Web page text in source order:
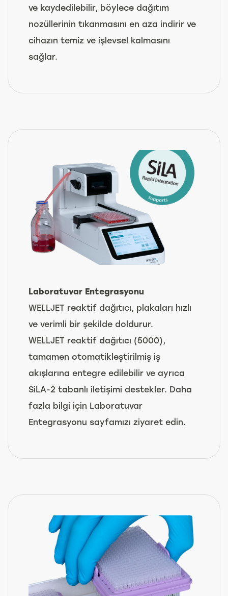
ve kaydedilebilir, böylece dağıtım
nozüllerinin tıkanmasını en aza indirir ve
cihazın temiz ve işlevsel kalmasını
sağlar.
Laboratuvar Entegrasyonu
WELLJET reaktif dağıtıcı, plakaları hızlı
ve verimli bir şekilde doldurur.
WELLJET reaktif dağıtıcı (5000),
tamamen otomatikleştirilmiş iş
akışlarına entegre edilebilir ve ayrıca
SiLA-2 tabanlı iletişimi destekler. Daha
fazla bilgi için Laboratuvar
Entegrasyonu sayfamızı ziyaret edin.